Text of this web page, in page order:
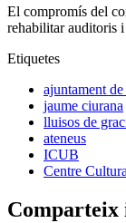
El compromís del
rehabilitar auditoris i
Etiquetes
ajuntament
jaume ciurana
lluisos de
ateneus
ICUB
Centre
Comparteix